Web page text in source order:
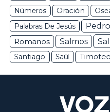
Números Oración
Palabras De Jesús Pedro
Romanos Salmos
Santiago
Saúl Timoteo